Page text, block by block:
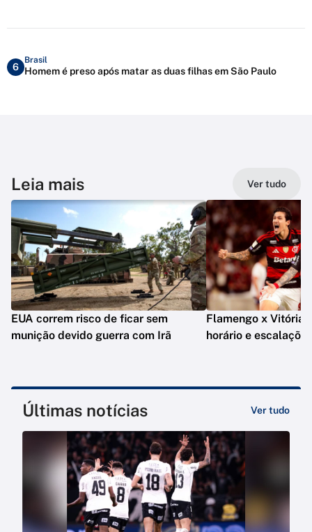
6
Brasil
Homem é preso após matar as duas filhas em São Paulo
Leia mais Ver tudo
EUA correm risco de ficar sem
munição devido guerra com Irã
Flamengo x Vitória:
horário e escalações
Últimas notícias Ver tudo